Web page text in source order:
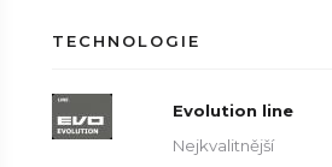
TECHNOLOGIE
Evolution line
Nejkvalitnější